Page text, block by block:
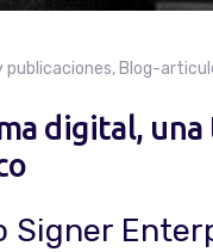
publicaciones, Blog-
digital,
Signer